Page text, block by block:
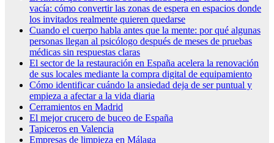
vacía: cómo convertir las zonas de espera en espacios donde
los invitados realmente quieren quedarse
Cuando el cuerpo habla antes que la mente: por qué algunas
personas llegan al psicólogo después de meses de pruebas
médicas sin respuestas claras
El sector de la restauración en España acelera la renovación
de sus locales mediante la compra digital de equipamiento
Cómo identificar cuándo la ansiedad deja de ser puntual y
empieza a afectar a la vida diaria
Cerramientos en Madrid
El mejor crucero de buceo de España
Tapiceros en Valencia
Empresas de limpieza en Málaga